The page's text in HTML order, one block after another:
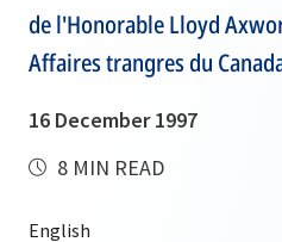
de l'Honorable Lloyd
Affaires trangres du
16 December 1997
8 MIN READ